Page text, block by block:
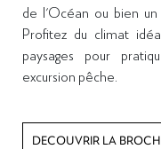
de l'Océan ou bien un
Profitez du climat
paysages pour
excursion pêche.
DECOUVRIR LA